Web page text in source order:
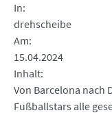
In
drehscheibe
Am
15.04.2024
Inhalt
Von Barcelona nach
Fußballstars alle